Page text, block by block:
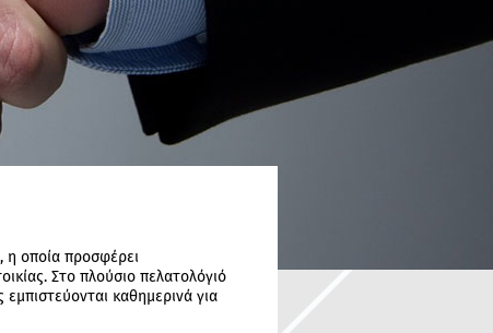
η οποία προσφέρει
Στο πλούσιο πελατολόγιό
καθημερινά για